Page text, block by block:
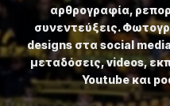
αρθρογραφία,
συνεντεύξεις.
designs στα social
μεταδόσεις, videos,
Youtube και